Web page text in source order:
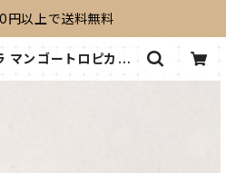
円以上で送料無料
マンゴートロピカル